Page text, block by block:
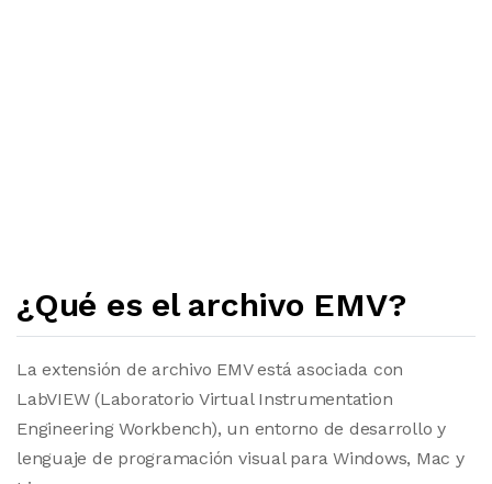
¿Qué es el archivo EMV?
La extensión de archivo EMV está asociada con
LabVIEW (Laboratorio Virtual Instrumentation
Engineering Workbench), un entorno de desarrollo y
lenguaje de programación visual para Windows, Mac y